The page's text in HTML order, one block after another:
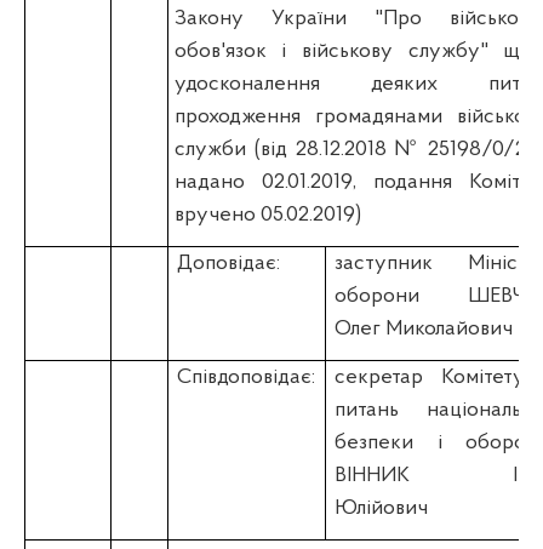
Закону України "Про
обов'язок і військову службу"
удосконалення деяких
проходження громадянами
служби (вiд 28.12.2018 № 25198/0/2-
надано 02.01.2019, подання
вручено 05.02.2019)
Доповідає:
заступник
оборони
Олег Миколайович
Співдоповідає:
секретар Комітету
питань
безпеки і
ВІННИК
Юлійович